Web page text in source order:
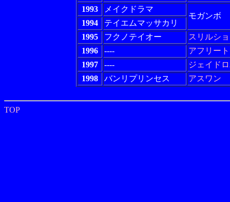
1993
メイクドラマ
モガンボ
1994
テイエムマッサカリ
1995
フクノテイオー
スリルシ
1996
----
アフリート
1997
----
ジェイド
1998
バンリプリンセス アスワン
TOP